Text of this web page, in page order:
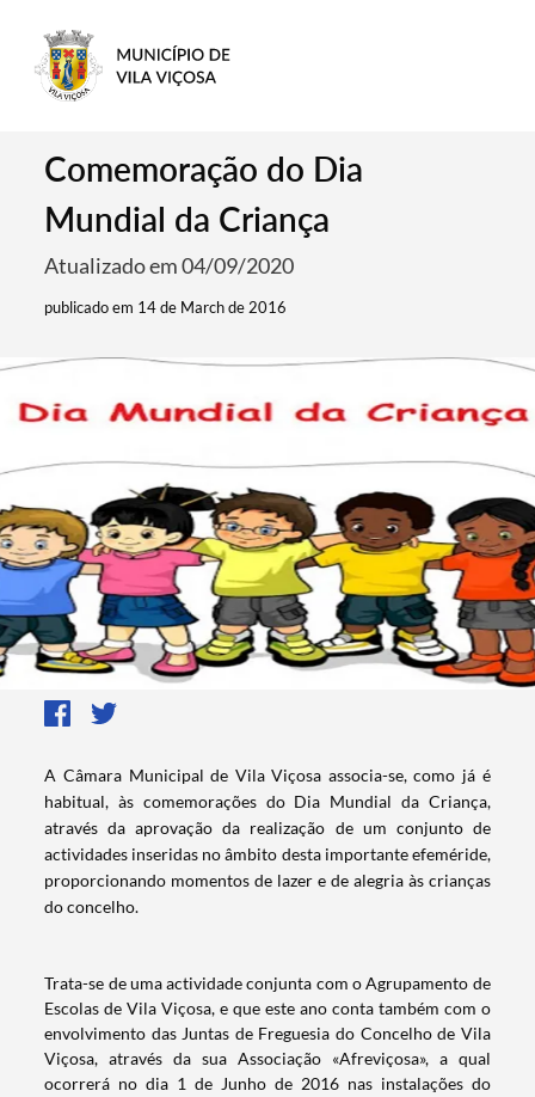
Comemoração do Dia
Mundial da Criança
Atualizado em 04/09/2020
publicado em 14 de March de 2016
​A Câmara Municipal de Vila Viçosa associa-se, como já é
habitual, às comemorações do Dia Mundial da Criança,
através da aprovação da realização de um conjunto de
actividades inseridas no âmbito desta importante efeméride,
proporcionando momentos de lazer e de alegria às crianças
do concelho.
Trata-se de uma actividade conjunta com o Agrupamento de
Escolas de Vila Viçosa, e que este ano conta também com o
envolvimento das Juntas de Freguesia do Concelho de Vila
Viçosa, através da sua Associação «Afreviçosa», a qual
ocorrerá no dia 1 de Junho de 2016 nas instalações do